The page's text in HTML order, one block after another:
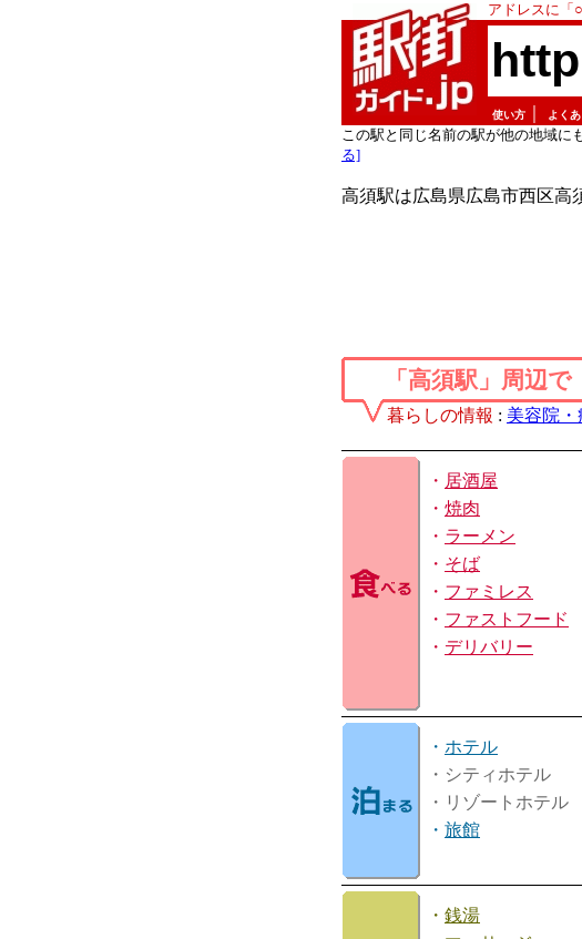
アドレスに「
使い方 よく
この駅と同じ名前の駅が他の地域に
る]
高須駅は広島県広島市西区高
「高須駅」周辺で
暮らしの情報 : 美容院
・ 居酒屋
・ 焼肉
・ ラーメン
・ そば
・ ファミレス
・ ファストフード
・ デリバリー
・ ホテル
・シティホテル
・リゾートホテル
・ 旅館
・ 銭湯